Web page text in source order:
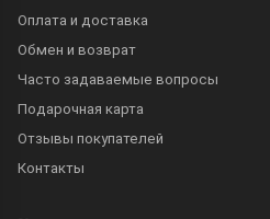
Оплата и доставка
Обмен и возврат
Часто задаваемые вопросы
Подарочная карта
Отзывы покупателей
Контакты